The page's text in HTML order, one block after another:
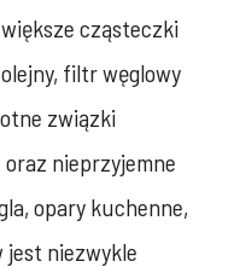
cząsteczki
filtr węglowy
związki
nieprzyjemne
opary kuchenne,
jest niezwykle